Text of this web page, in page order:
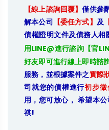
【線上諮詢回覆】僅供參
解本公司 【委任方式】 及
債權證明文件及債務人
用LINE@進行諮詢【官
好友即可進行線上即時諮詢
服務，並根據案件之實際
司就您的債權進行初步
用，您可放心， 希望本
祺!